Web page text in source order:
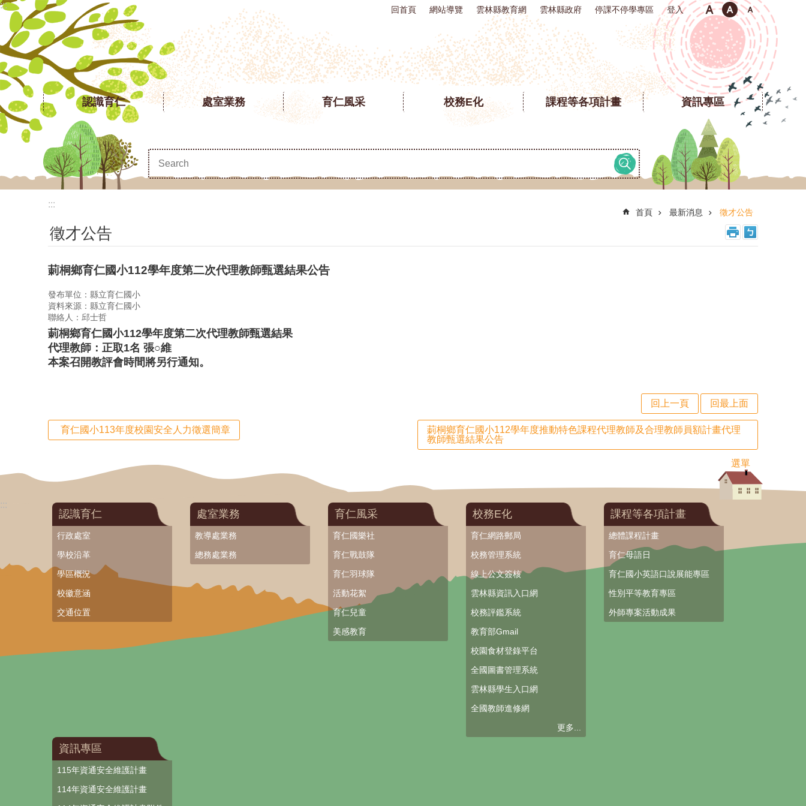
跳到主要內容區塊
::: 回首頁 網站導覽 雲林縣教育網 雲林縣政府 停課不停學專區 登入
認識育仁 處室業務 育仁風采 校務E化 課程等各項計畫 資訊專區
:::
首頁 最新消息 徵才公告
徵才公告
莿桐鄉育仁國小112學年度第二次代理教師甄選結果公告
發布單位：縣立育仁國小
資料來源：縣立育仁國小
聯絡人：邱士哲
莿桐鄉育仁國小112學年度第二次代理教師甄選結果
代理教師：正取1名 張○維
本案召開教評會時間將另行通知。
回上一頁 回最上面
育仁國小113年度校園安全人力徵選簡章
莿桐鄉育仁國小112學年度推動特色課程代理教師及合理教師員額計畫代理
教師甄選結果公告
選單
:::
認識育仁
行政處室
學校沿革
學區概況
校徽意涵
交通位置
處室業務
教導處業務
總務處業務
育仁風采
育仁國樂社
育仁戰鼓隊
育仁羽球隊
活動花絮
育仁兒童
美感教育
校務E化
育仁網路郵局
校務管理系統
線上公文簽核
雲林縣資訊入口網
校務評鑑系統
教育部Gmail
校園食材登錄平台
全國圖書管理系統
雲林縣學生入口網
全國教師進修網
更多...
課程等各項計畫
總體課程計畫
育仁母語日
育仁國小英語口說展能專區
性別平等教育專區
外師專案活動成果
資訊專區
115年資通安全維護計畫
114年資通安全維護計畫